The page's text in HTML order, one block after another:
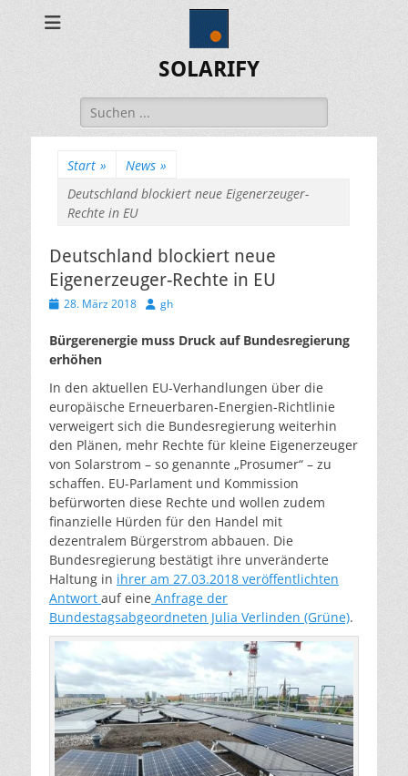
SOLARIFY
Suchen
nach:
Start » News »
Deutschland blockiert neue Eigenerzeuger-
Rechte in EU
Deutschland blockiert neue
Eigenerzeuger-Rechte in EU
Veröffentlicht
28. März 2018 Autor
gh
Bürgerenergie muss Druck auf Bundesregierung
erhöhen
In den aktuellen EU-Verhandlungen über die
europäische Erneuerbaren-Energien-Richtlinie
verweigert sich die Bundesregierung weiterhin
den Plänen, mehr Rechte für kleine Eigenerzeuger
von Solarstrom – so genannte „Prosumer“ – zu
schaffen. EU-Parlament und Kommission
befürworten diese Rechte und wollen zudem
finanzielle Hürden für den Handel mit
dezentralem Bürgerstrom abbauen. Die
Bundesregierung bestätigt ihre unveränderte
Haltung in ihrer am 27.03.2018 veröffentlichten
Antwort auf eine Anfrage der
Bundestagsabgeordneten Julia Verlinden (Grüne).